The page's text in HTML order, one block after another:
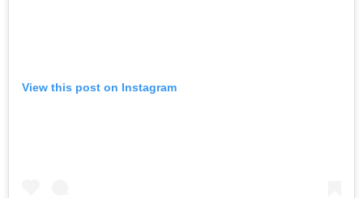
View this post on Instagram